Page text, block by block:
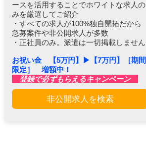
ースを活用することでホワイトな求人の
みを厳選してご紹介
・すべての求人が100%独自開拓だから
急募案件や非公開求人が多数
・正社員のみ。派遣は一切掲載しません
お祝い金 【5万円】▶︎【7万円】［期間
限定］ 増額中！
登録で必ずもらえるキャンペーン
非公開求人を検索